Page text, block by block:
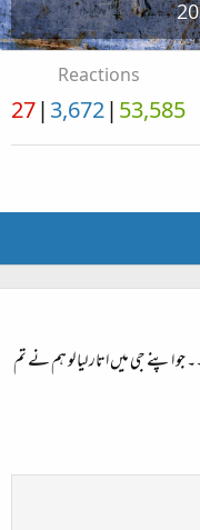
Reactions
53,585
3,672
27
اپنے جی میں اتار لیا لو ہم نے تم